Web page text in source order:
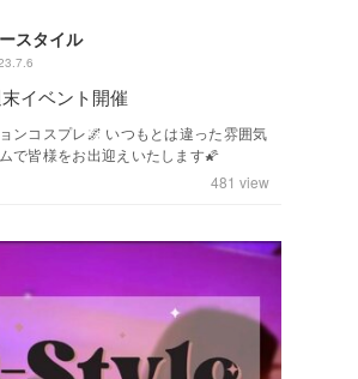
スタイル
イベント開催
ンコスプレ🌌 いつもとは違った雰囲気
で皆様をお出迎えいたします🌠
481 view